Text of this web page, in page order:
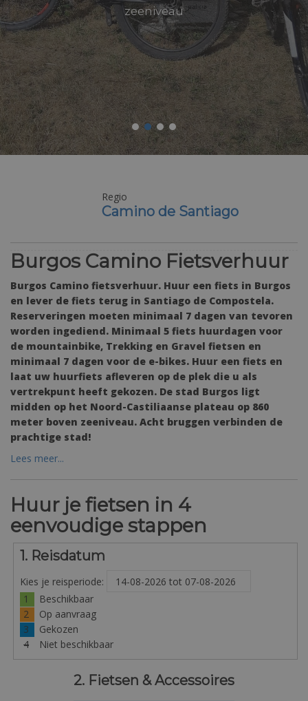
zeeniveau
Regio
Camino de Santiago
Burgos Camino Fietsverhuur
Burgos Camino fietsverhuur. Huur een fiets in Burgos
en lever de fiets terug in Santiago de Compostela.
Reserveringen moeten minimaal 7 dagen van tevoren
worden ingediend. Minimaal 5 fiets huurdagen voor
de mountainbike, Trekking en Gravel fietsen en
minimaal 7 dagen voor de e-bikes. Huur een fiets en
laat uw huurfiets afleveren op de plek die u als
vertrekpunt heeft gekozen. De stad Burgos ligt
midden op het Noord-Castiliaanse plateau op 860
meter boven zeeniveau. Acht bruggen verbinden de
prachtige stad!
Lees meer...
Huur je fietsen in 4
eenvoudige stappen
1. Reisdatum
Kies je reisperiode:
1
Beschikbaar
2
Op aanvraag
3
Gekozen
4
Niet beschikbaar
2. Fietsen & Accessoires